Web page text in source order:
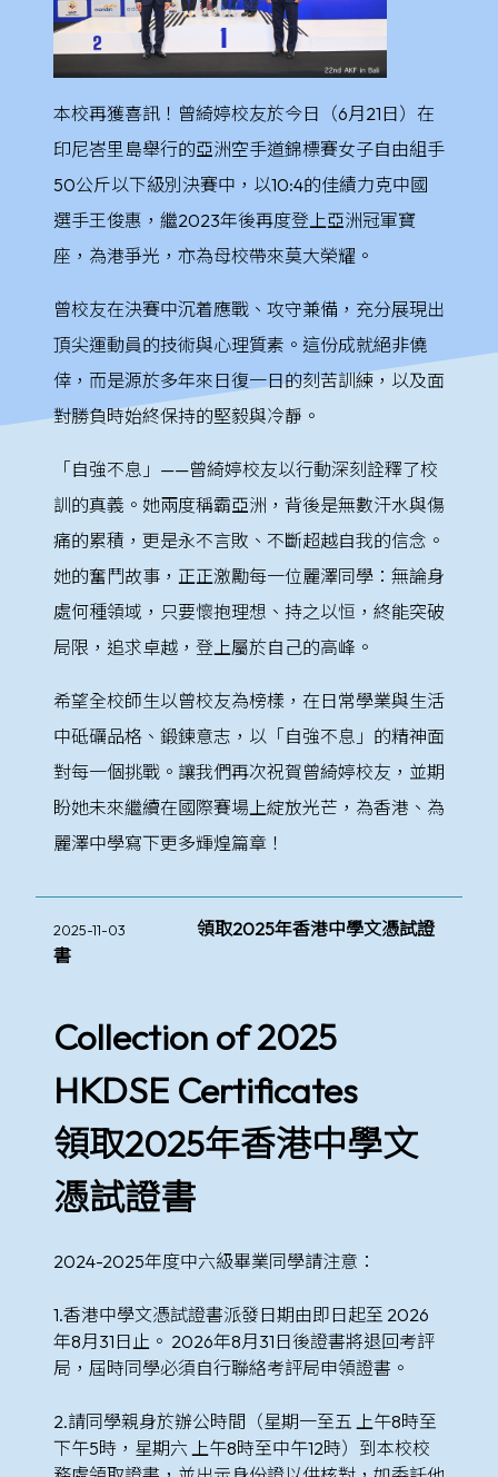
本校再獲喜訊！曾綺婷校友於今日（6月21日）在
印尼峇里島舉行的亞洲空手道錦標賽女子自由組手
50公斤以下級別決賽中，以10:4的佳績力克中國
選手王俊惠，繼2023年後再度登上亞洲冠軍寶
座，為港爭光，亦為母校帶來莫大榮耀。
曾校友在決賽中沉着應戰、攻守兼備，充分展現出
頂尖運動員的技術與心理質素。這份成就絕非僥
倖，而是源於多年來日復一日的刻苦訓練，以及面
對勝負時始終保持的堅毅與冷靜。
「自強不息」——曾綺婷校友以行動深刻詮釋了校
訓的真義。她兩度稱霸亞洲，背後是無數汗水與傷
痛的累積，更是永不言敗、不斷超越自我的信念。
她的奮鬥故事，正正激勵每一位麗澤同學：無論身
處何種領域，只要懷抱理想、持之以恒，終能突破
局限，追求卓越，登上屬於自己的高峰。
希望全校師生以曾校友為榜樣，在日常學業與生活
中砥礪品格、鍛鍊意志，以「自強不息」的精神面
對每一個挑戰。讓我們再次祝賀曾綺婷校友，並期
盼她未來繼續在國際賽場上綻放光芒，為香港、為
麗澤中學寫下更多輝煌篇章！
2025-11-03
領取2025年香港中學文憑試證
書
Collection of 2025
HKDSE Certificates
領取2025年香港中學文
憑試證書
2024-2025年度中六級畢業同學請注意：
1.香港中學文憑試證書派發日期由即日起至 2026
年8月31日止。 2026年8月31日後證書將退回考評
局，屆時同學必須自行聯絡考評局申領證書。
2.請同學親身於辦公時間（星期一至五 上午8時至
下午5時，星期六 上午8時至中午12時）到本校校